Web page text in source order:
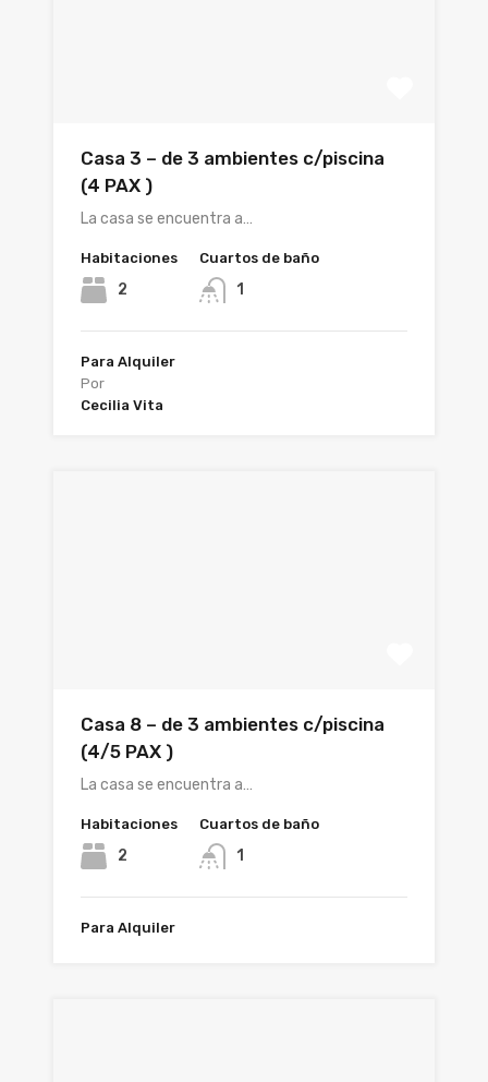
Casa 3 – de 3 ambientes c/piscina
(4 PAX )
La casa se encuentra a…
Habitaciones
2
Cuartos de baño
1
Para Alquiler
Por
Cecilia Vita
Casa 8 – de 3 ambientes c/piscina
(4/5 PAX )
La casa se encuentra a…
Habitaciones
2
Cuartos de baño
1
Para Alquiler